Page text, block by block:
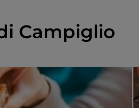
Campiglio